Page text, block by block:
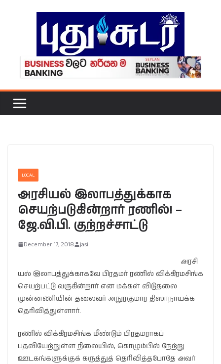
LOCAL
அரசியல் இலாபத்துக்காக
செயற்படுகின்றார் ரணில்! –
ஜே.வி.பி. குற்றச்சாட்டு
December 17, 2018 jasi
அரசி
யல் இலாபத்துக்காகவே பிரதமர் ரணில் விக்கிரமசிங்க
செயற்பட்டு வருகின்றார் என மக்கள் விடுதலை
முன்னணியின் தலைவர் அநுரகுமார திஸாநாயக்க
தெரிவித்துள்ளார்.
ரணில் விக்கிரமசிங்க மீண்டும் பிரதமராகப்
பதவியேற்றுள்ள நிலையில், கொழும்பில் நேற்று
ஊடகங்களுக்குக் கருத்துத் தெரிவித்தபோதே அவர்